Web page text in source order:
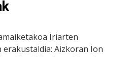
Iriarten
erakustaldia: Aizkoran Ion